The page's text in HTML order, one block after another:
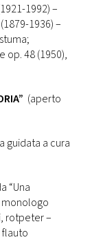
1992) –
(1879-1936) –
op. 48 (1950),
(aperto
guidata a cura
“Una
monologo
rotpeter –
flauto